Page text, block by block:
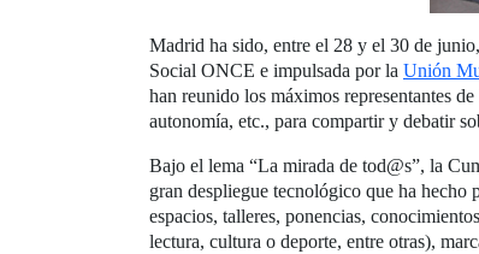
Madrid ha sido, entre el 28 y el 30 de
Social ONCE e impulsada por la Unión
han reunido los máximos representantes
autonomía, etc., para compartir y debatir
Bajo el lema “La mirada de tod@s”, la
gran despliegue tecnológico que ha hecho
espacios, talleres, ponencias,
lectura, cultura o deporte, entre otras),